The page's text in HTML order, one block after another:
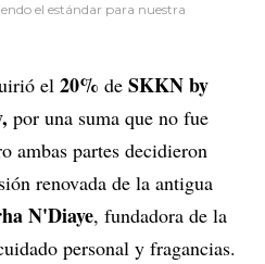
el estándar para nuestra
el 20% de SKKN by
por una suma que no fue
ambas partes decidieron
renovada de la antigua
N'Diaye, fundadora de la
personal y fragancias.